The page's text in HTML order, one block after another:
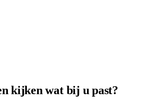
kijken wat bij u past?